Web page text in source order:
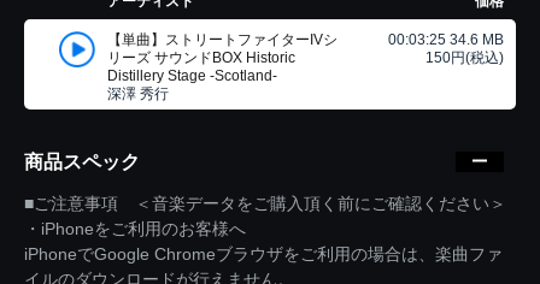
【単曲】ストリートファイターIVシ
リーズ サウンドBOX Historic
Distillery Stage -Scotland-
深澤 秀行
00:03:25 34.6 MB
150円(税込)
商品スペック
■ご注意事項 ＜音楽データをご購入頂く前にご確認ください＞
・iPhoneをご利用のお客様へ
iPhoneでGoogle Chromeブラウザをご利用の場合は、楽曲ファ
イルのダウンロードが行えません。